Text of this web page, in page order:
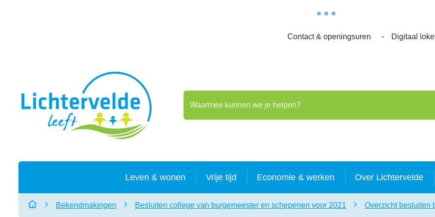
Contact & openingsuren Digitaal
Waarmee kunnen we je helpen?
Leven & wonen Vrije tijd Economie & werken Over Lichtervelde
Startpagina
Bekendmakingen Besluiten college van burgemeester en schepenen voor 2021 Overzicht besluiten